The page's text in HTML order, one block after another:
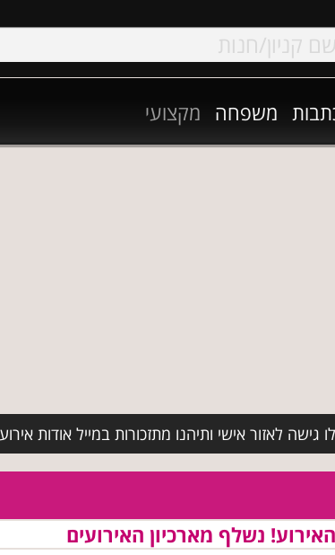
משפחה מקצועי
לאזור אישי ותיהנו מתזכורות במייל אודות
נשלף מארכיון האירועים